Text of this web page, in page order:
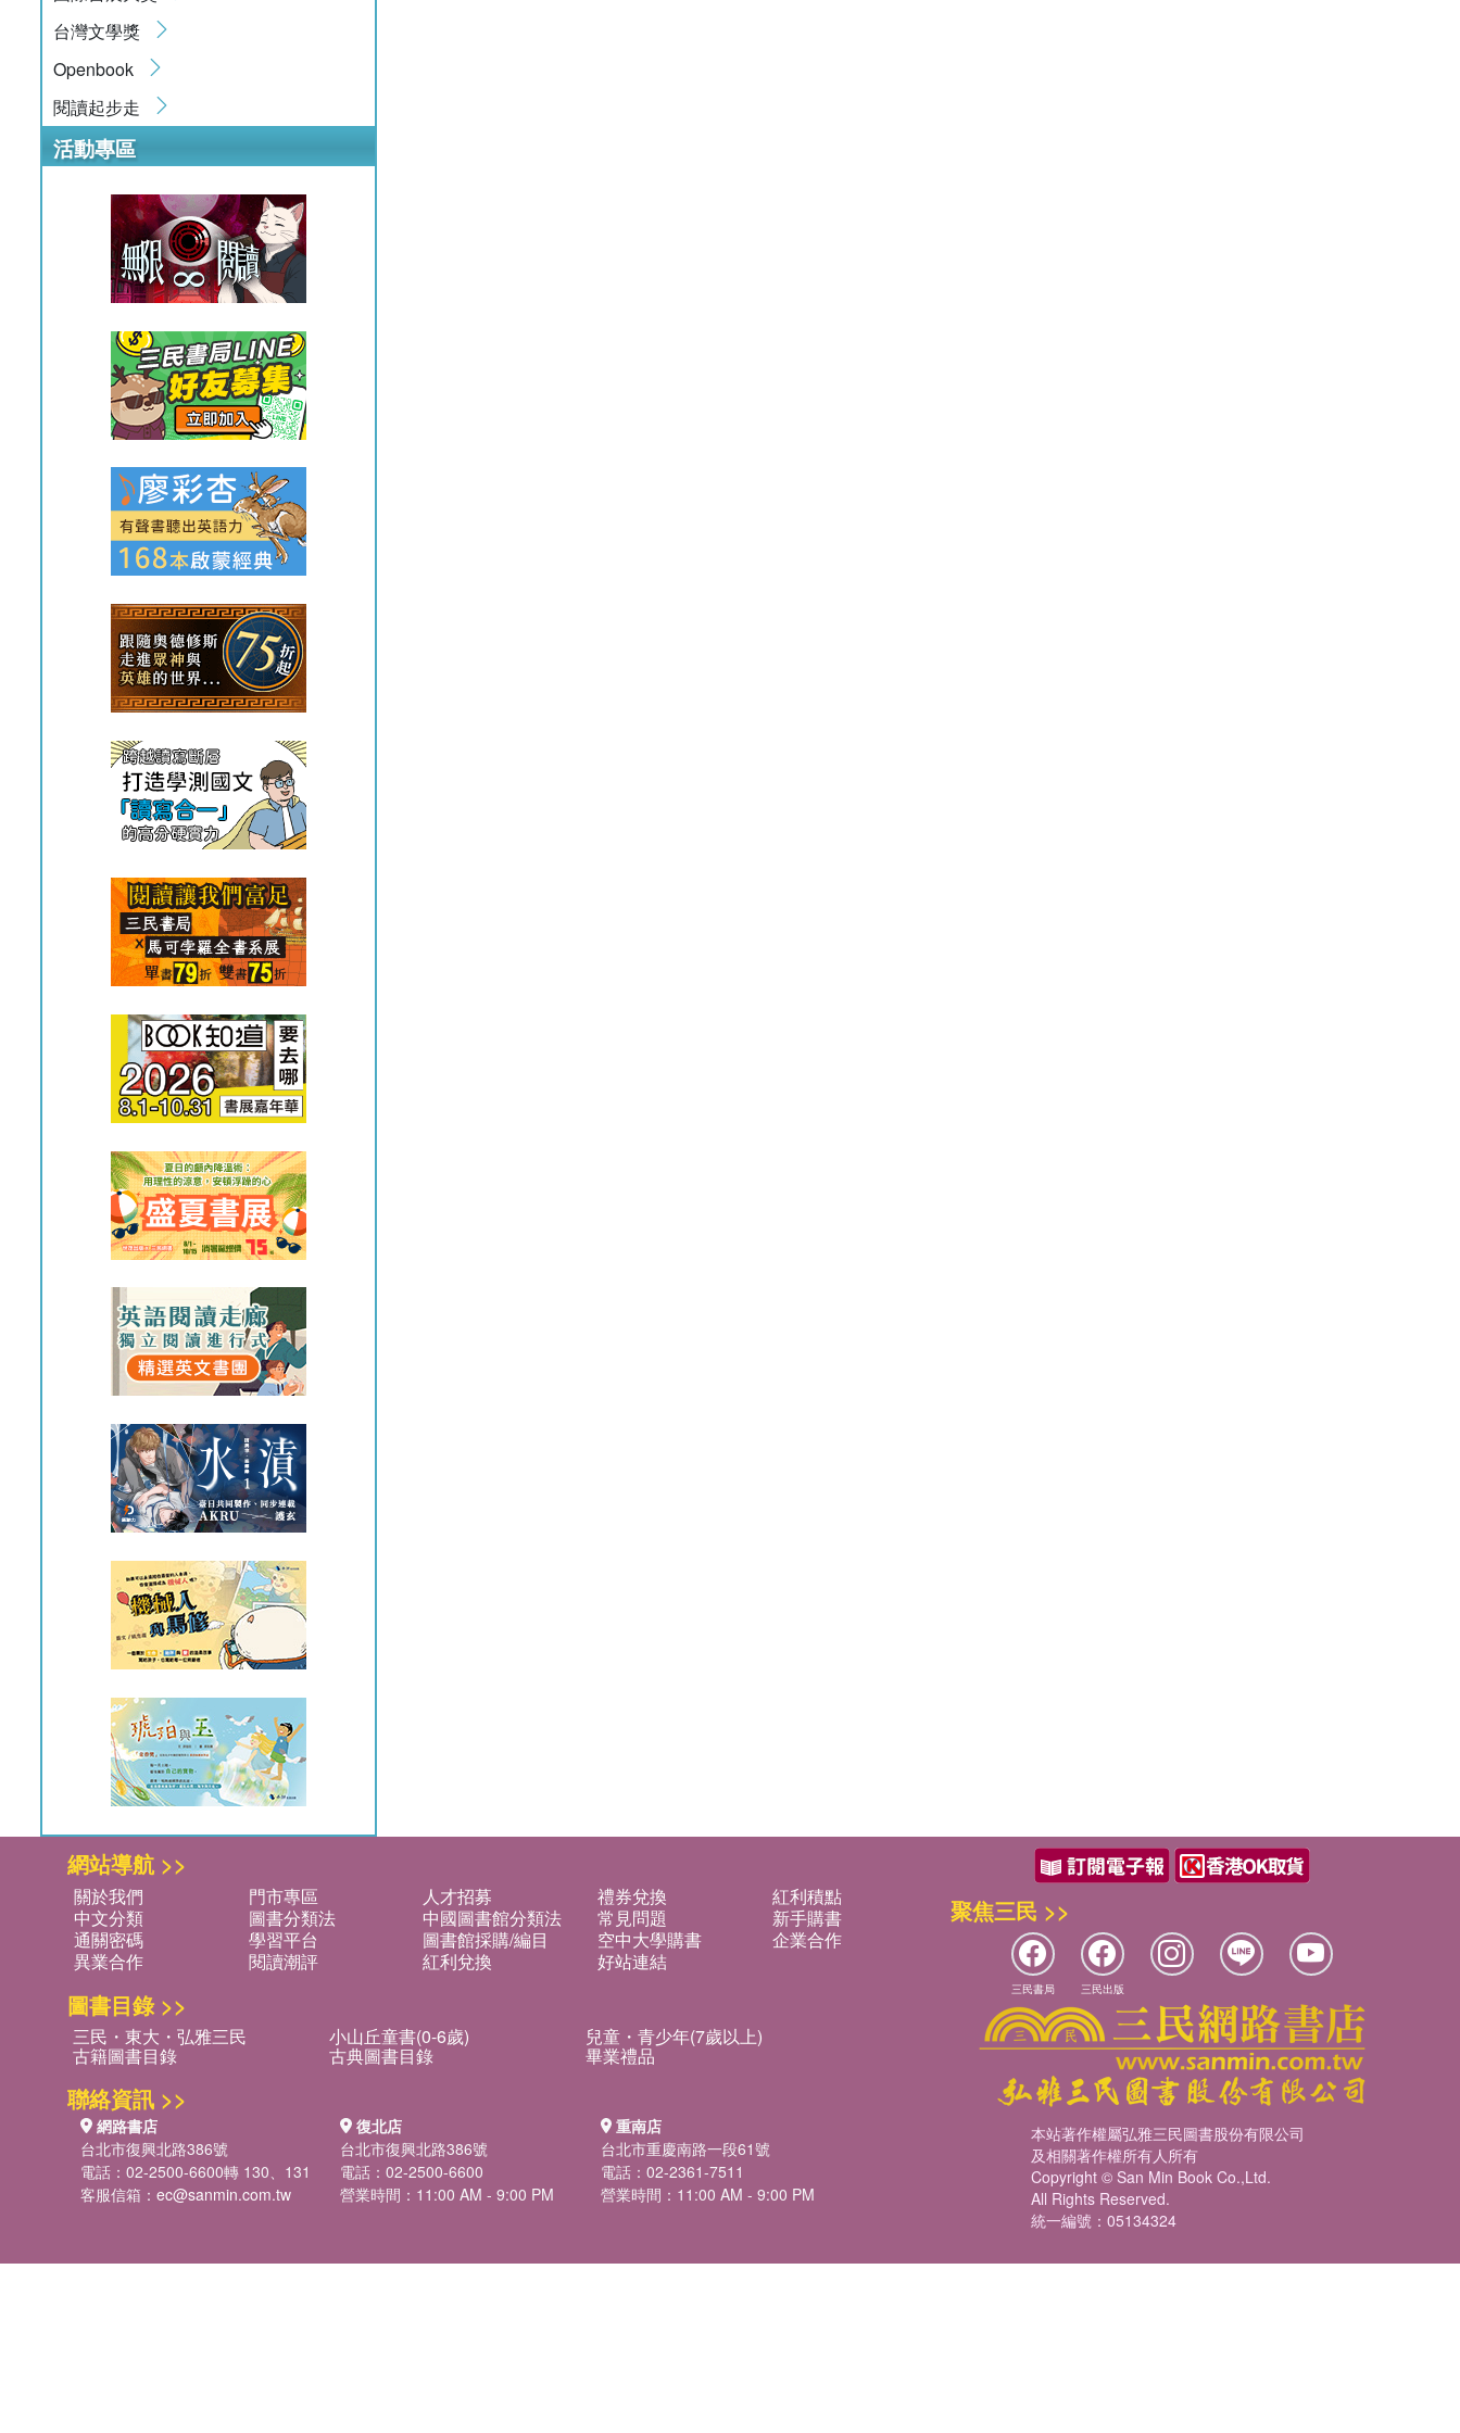
台灣文學獎
Openbook
閱讀起步走
活動專區
網站導航 >>
關於我們 門市專區 人才招募 禮券兌換
紅利積點
中文分類
圖書分類法 中國圖書館分類法 常見問題
新手購書
通關密碼
學習平台 圖書館採購/編目 空中大學購書
企業合作
異業合作
閱讀潮評 紅利兌換 好站連結
圖書目錄 >>
三民・東大・弘雅三民 小山丘童書(0-6歲) 兒童・青少年(7歲以上)
古籍圖書目錄 古典圖書目錄 畢業禮品
聯絡資訊 >>
網路書店
台北市復興北路386號
電話：02-2500-6600轉 130、131
客服信箱： ec@sanmin.com.tw
復北店
台北市復興北路386號
電話：02-2500-6600
營業時間：11:00 AM - 9:00 PM
重南店
台北市重慶南路一段61號
電話：02-2361-7511
營業時間：11:00 AM - 9:00 PM
聚焦三民 >>
三民書局 三民出版
本站著作權屬弘雅三民圖書股份有限公司
及相關著作權所有人所有
Copyright © San Min Book Co.,Ltd.
All Rights Reserved.
統一編號：05134324